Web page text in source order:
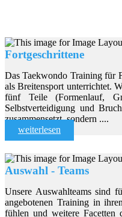
Fortgeschrittene
Das Taekwondo Training für
als Breitensport unterrichtet.
fünf Teile (Formenlauf,
Selbstverteidigung und
zusammensetzt, sondern ....
weiterlesen
Auswahl - Teams
Unsere Auswahlteams sind
angebotenen Training in
fühlen und weitere Facetten